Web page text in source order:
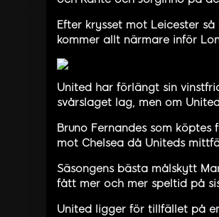
Efter krysset mot Leicester
kommer allt närmare inför
United har förlängt sin
svårslaget lag, men om
Bruno Fernandes som
mot Chelsea då Uniteds
Säsongens bästa målskytt
fått mer och mer speltid på
United ligger för tillfället på